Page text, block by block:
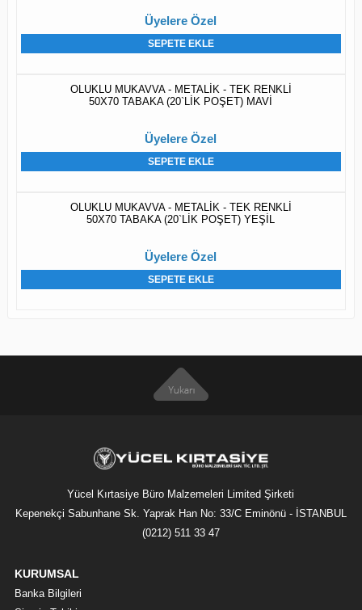
Üyelere Özel
SEPETE EKLE
OLUKLU MUKAVVA - METALİK - TEK RENKLİ
50X70 TABAKA (20`LİK POŞET) MAVİ
Üyelere Özel
SEPETE EKLE
OLUKLU MUKAVVA - METALİK - TEK RENKLİ
50X70 TABAKA (20`LİK POŞET) YEŞİL
Üyelere Özel
SEPETE EKLE
Yücel Kırtasiye Büro Malzemeleri Limited Şirketi
Kepenekçi Sabunhane Sk. Yaprak Han No: 33/C Eminönü - İSTANBUL
(0212) 511 33 47
KURUMSAL
Banka Bilgileri